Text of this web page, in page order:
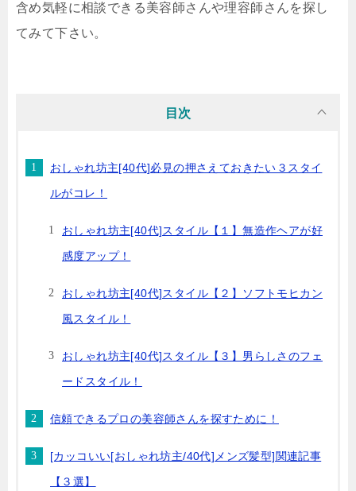
含め気軽に相談できる美容師さんや理容師さんを探し
てみて下さい。
目次
おしゃれ坊主[40代]必見の押さえておきたい３スタイ
ルがコレ！
おしゃれ坊主[40代]スタイル【１】無造作ヘアが好
感度アップ！
おしゃれ坊主[40代]スタイル【２】ソフトモヒカン
風スタイル！
おしゃれ坊主[40代]スタイル【３】男らしさのフェ
ードスタイル！
信頼できるプロの美容師さんを探すために！
[カッコいい[おしゃれ坊主/40代]メンズ髪型]関連記事
【３選】